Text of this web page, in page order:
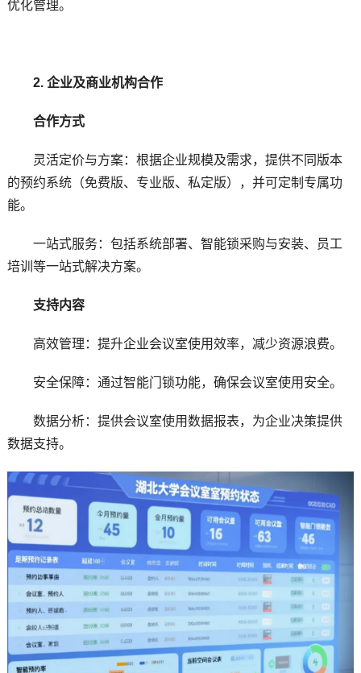
优化管理。
2. 企业及商业机构合作
合作方式
灵活定价与方案：根据企业规模及需求，提供不同版本
的预约系统（免费版、专业版、私定版），并可定制专属功
能。
一站式服务：包括系统部署、智能锁采购与安装、员工
培训等一站式解决方案。
支持内容
高效管理：提升企业会议室使用效率，减少资源浪费。
安全保障：通过智能门锁功能，确保会议室使用安全。
数据分析：提供会议室使用数据报表，为企业决策提供
数据支持。